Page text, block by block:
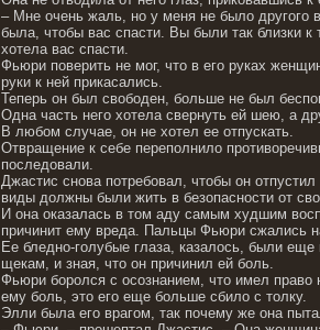
– Мне очень жаль, но у меня не было другого
была, чтобы вас спасти. Вы были так близки
хотела вас спасти.
Фьюри поверить не мог, что в его руках
руки к ней прикасались.
Теперь он был свободен, больше не был
Одна часть него хотела свернуть ей шею, а
В любом случае, он не хотел ее отпускать.
Отвращение к себе переполнило
последовали.
Джастис снова потребовал, чтобы он
виды должны были жить в безопасности от
И она оказалась в том аду самым худшим
причинит ему вреда. Пальцы Фьюри сжались
Ее бледно-голубые глаза, казалось, были
щекам, и зная, что он причинил ей боль.
Фьюри боролся с осознанием, что имел право
ему боль, это его еще больше сбило с толку.
Элли была его врагом, так почему же она